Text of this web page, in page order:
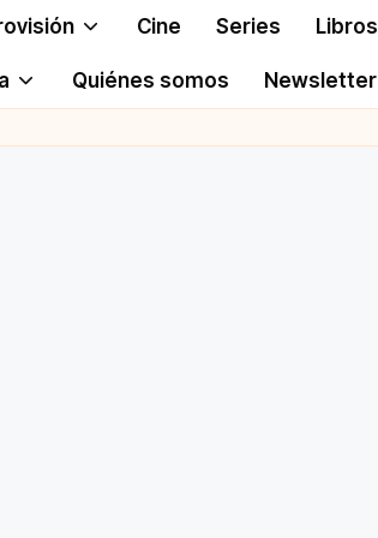
Cine Series Libros
Quiénes somos Newsletter